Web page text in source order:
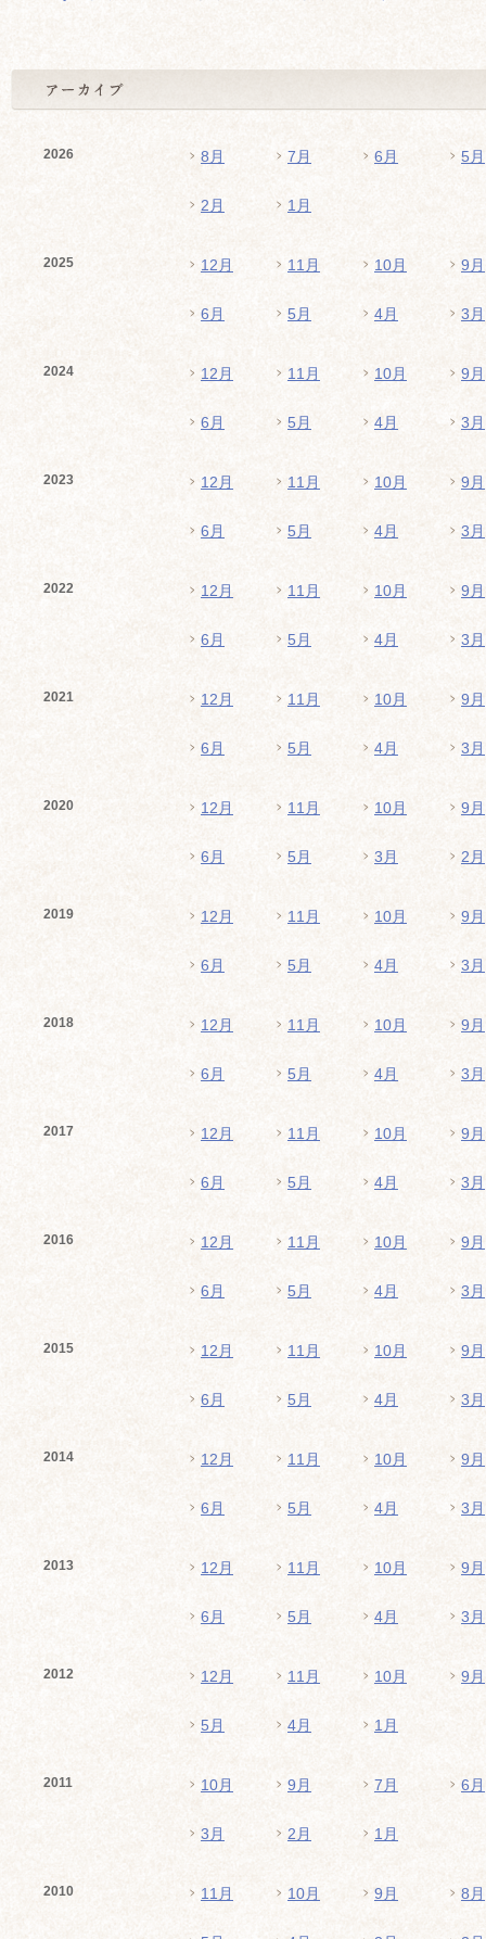
2026 8月 7月 6月 5月
2月 1月
2025 12月 11月 10月 9月
6月 5月 4月 3月
2024 12月 11月 10月 9月
6月 5月 4月 3月
2023 12月 11月 10月 9月
6月 5月 4月 3月
2022 12月 11月 10月 9月
6月 5月 4月 3月
2021 12月 11月 10月 9月
6月 5月 4月 3月
2020 12月 11月 10月 9月
6月 5月 3月 2月
2019 12月 11月 10月 9月
6月 5月 4月 3月
2018 12月 11月 10月 9月
6月 5月 4月 3月
2017 12月 11月 10月 9月
6月 5月 4月 3月
2016 12月 11月 10月 9月
6月 5月 4月 3月
2015 12月 11月 10月 9月
6月 5月 4月 3月
2014 12月 11月 10月 9月
6月 5月 4月 3月
2013 12月 11月 10月 9月
6月 5月 4月 3月
2012 12月 11月 10月 9月
5月 4月 1月
2011 10月 9月 7月 6月
3月 2月 1月
2010 11月 10月 9月 8月